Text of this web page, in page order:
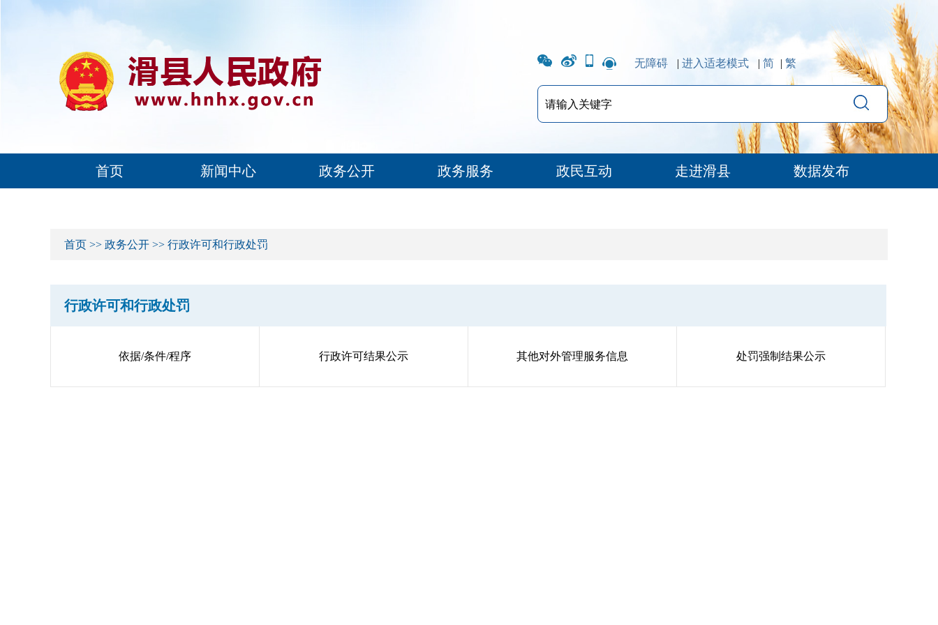
无障碍 | 进入适老模式 | 简 | 繁
首页 新闻中心 政务公开 政务服务 政民互动 走进滑县 数据发布
首页 >> 政务公开 >> 行政许可和行政处罚
行政许可和行政处罚
依据/条件/程序 行政许可结果公示 其他对外管理服务信息 处罚强制结果公示